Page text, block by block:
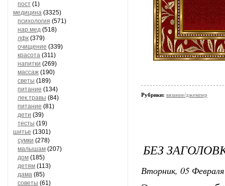
пост (1)
медицина (3325)
психология (571)
нар.мед (518)
лфк (379)
очищение (339)
красота (311)
напитки (269)
массаж (190)
светы (189)
питание (134)
лек.травы (84)
питание (81)
дети (39)
тесты (19)
шитье (1301)
сумки (278)
малышам (207)
дом (185)
детям (113)
дама (85)
советы (61)
Рубрики: вязание/джемпер
БЕЗ
Вторник, 05